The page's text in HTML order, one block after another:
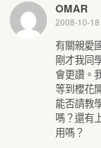
OMAR
2008-10-18
有關親愛
剛才我同
會更讚。
等到櫻花
能否請教
嗎？還有
用嗎？